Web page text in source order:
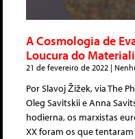
A Cosmologia de
Loucura do
21 de fevereiro de 2022
Por Slavoj Žižek, via The
Oleg Savitskii e Anna
hodierna, os marxistas
XX foram os que